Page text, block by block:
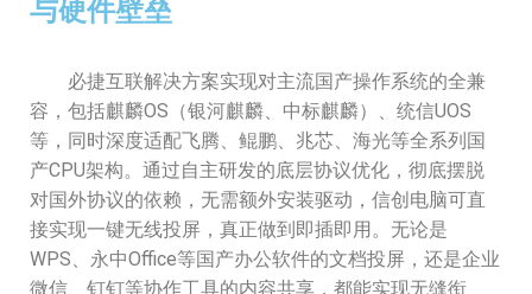
与硬件壁垒
必捷互联解决方案实现对主流国产操作系统的全兼
容，包括麒麟OS（银河麒麟、中标麒麟）、统信UOS
等，同时深度适配飞腾、鲲鹏、兆芯、海光等全系列国
产CPU架构。通过自主研发的底层协议优化，彻底摆脱
对国外协议的依赖，无需额外安装驱动，信创电脑可直
接实现一键无线投屏，真正做到即插即用。无论是
WPS、永中Office等国产办公软件的文档投屏，还是企业
微信、钉钉等协作工具的内容共享，都能实现无缝衔